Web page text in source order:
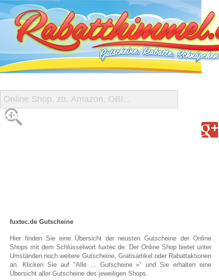
START
fuxtec.de Gutscheine
Hier finden Sie eine Übersicht der neusten Gutscheine der Online
Shops mit dem Schlüsselwort fuxtec.de. Der Online Shop bietet unter
Umständen noch weitere Gutscheine, Gratisartikel oder Rabattaktionen
an. Klicken Sie auf "Alle ... Gutscheine »" und Sie erhalten eine
Übersicht aller Gutscheine des jeweiligen Shops.